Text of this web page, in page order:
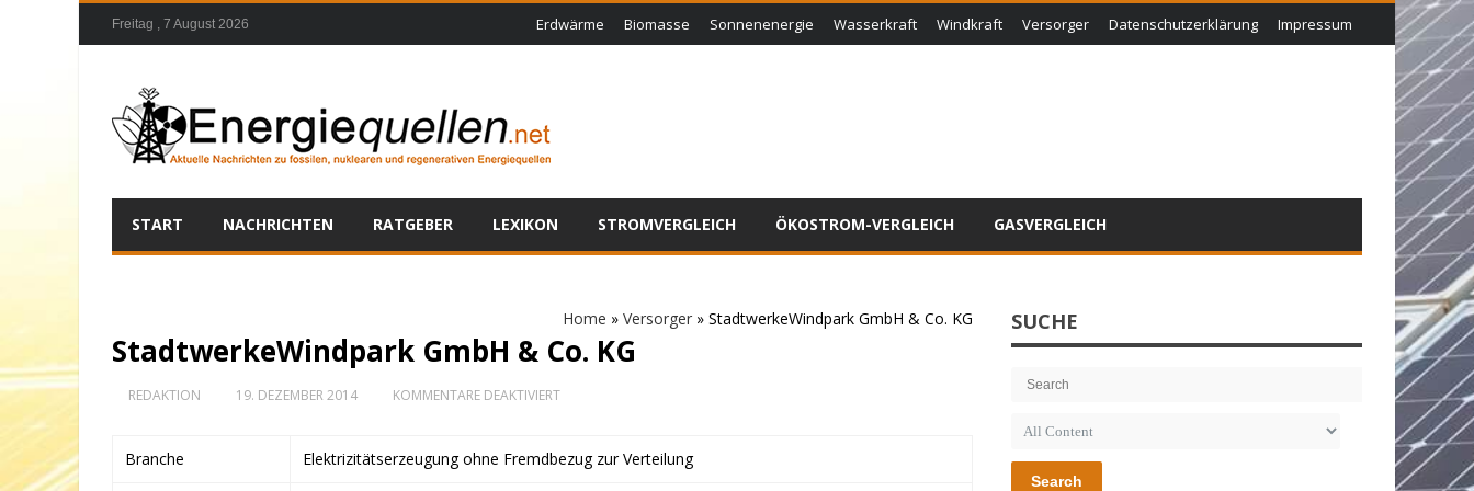
Freitag , 7 August 2026 Erdwärme Biomasse Sonnenenergie Wasserkraft Windkraft Versorger Datenschutzerklärung Impressum
START NACHRICHTEN RATGEBER LEXIKON STROMVERGLEICH ÖKOSTROM-VERGLEICH GASVERGLEICH
Home » Versorger » StadtwerkeWindpark GmbH & Co. KG
StadtwerkeWindpark GmbH & Co. KG
REDAKTION 19. DEZEMBER 2014 KOMMENTARE DEAKTIVIERTFÜR
CO.
Branche Elektrizitätserzeugung ohne Fremdbezug zur Verteilung
SUCHE
Search